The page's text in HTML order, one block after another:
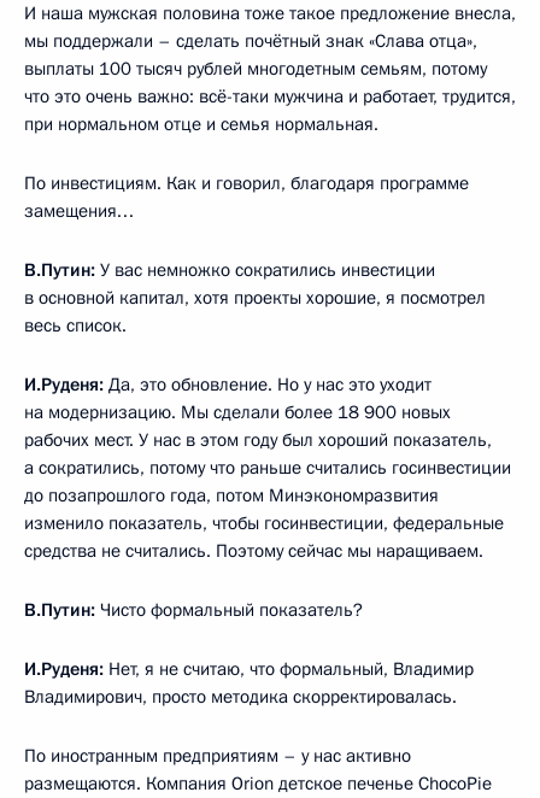
И наша мужская половина тоже такое предложение внесла,
мы поддержали – сделать почётный знак «Слава отца»,
выплаты 100 тысяч рублей многодетным семьям, потому
что это очень важно: всё-таки мужчина и работает, трудится,
при нормальном отце и семья нормальная.
По инвестициям. Как и говорил, благодаря программе
замещения…
В.Путин: У вас немножко сократились инвестиции
в основной капитал, хотя проекты хорошие, я посмотрел
весь список.
И.Руденя: Да, это обновление. Но у нас это уходит
на модернизацию. Мы сделали более 18 900 новых
рабочих мест. У нас в этом году был хороший показатель,
а сократились, потому что раньше считались госинвестиции
до позапрошлого года, потом Минэкономразвития
изменило показатель, чтобы госинвестиции, федеральные
средства не считались. Поэтому сейчас мы наращиваем.
В.Путин: Чисто формальный показатель?
И.Руденя: Нет, я не считаю, что формальный, Владимир
Владимирович, просто методика скорректировалась.
По иностранным предприятиям – у нас активно
размещаются. Компания Orion детское печенье ChocoPie